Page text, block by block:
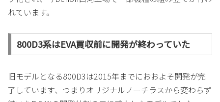
れています。
800D3系はEVA買収前に開発が終わっていた
旧モデルとなる800D3は2015年までにおおよそ開発が完
了しています、つまりオリジナルノーチラスから変わらず